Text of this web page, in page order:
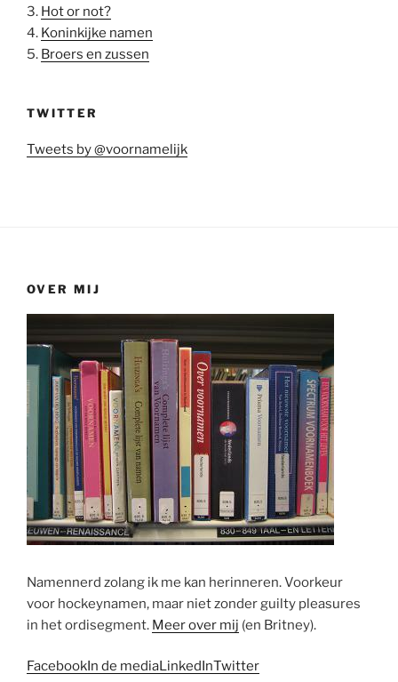
3. Hot or not?
4. Koninkijke namen
5. Broers en zussen
TWITTER
Tweets by @voornamelijk
OVER MIJ
Namennerd zolang ik me kan herinneren. Voorkeur
voor hockeynamen, maar niet zonder guilty pleasures
in het ordisegment. Meer over mij (en Britney).
FacebookIn de mediaLinkedInTwitter